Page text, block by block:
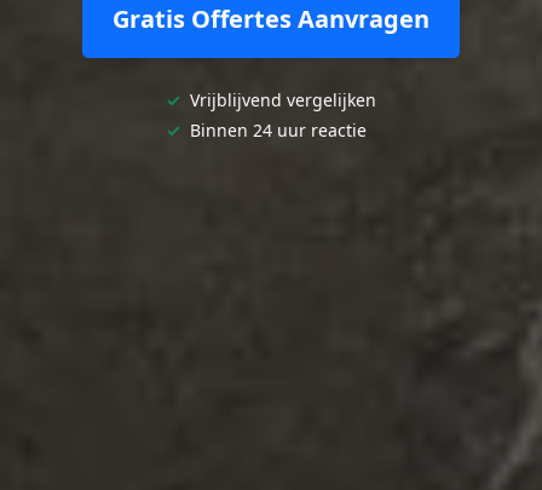
Gratis Offertes Aanvragen
✓ Vrijblijvend vergelijken
✓ Binnen 24 uur reactie